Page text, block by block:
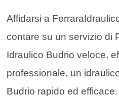
Affidarsi a
contare su un servizio di
Idraulico Budrio veloce,
professionale, un
Budrio rapido ed efficace.